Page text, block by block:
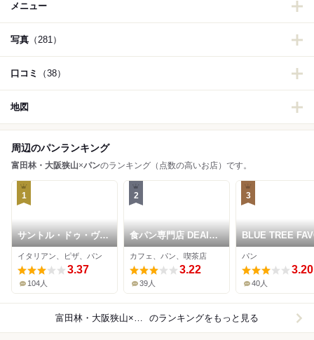
メニュー
写真 （281）
口コミ （38）
地図
周辺のパンランキング
富田林・大阪狭山×パンのランキング（点数の高いお店）です。
1
サントル・ドゥ・ヴィ
ラージュ
イタリアン、ピザ、パン
3.37
104人
2
食パン専門店 DEAI
THE BAKERY&CAFE
カフェ、パン、喫茶店
3.22
39人
3
BLUE TREE
パン
3.20
40人
富田林・大阪狭山×パン のランキングをもっと見る